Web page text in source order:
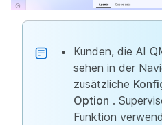
Kunden, die AI
sehen in der
zusätzliche
Option .
Funktion